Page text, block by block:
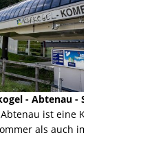
- Salzburg
Kombibahn
im Winter in